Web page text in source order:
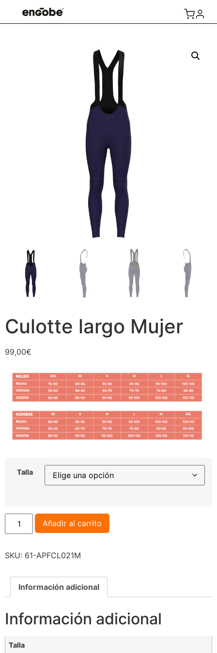
Culotte largo Mujer
99,00€
Talla
Añadir al carrito
SKU: 61-APFCL021M
Información adicional
Información adicional
Talla